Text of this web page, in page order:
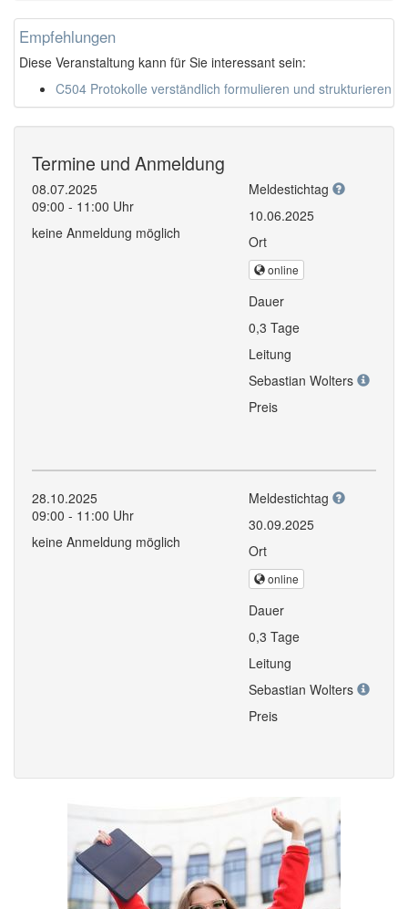
Empfehlungen
Diese Veranstaltung kann für Sie interessant sein:
C504 Protokolle verständlich formulieren und strukturieren
Termine und Anmeldung
08.07.2025
09:00 - 11:00 Uhr
keine Anmeldung möglich
Meldestichtag
10.06.2025
Ort
online
Dauer
0,3 Tage
Leitung
Sebastian Wolters
Preis
28.10.2025
09:00 - 11:00 Uhr
keine Anmeldung möglich
Meldestichtag
30.09.2025
Ort
online
Dauer
0,3 Tage
Leitung
Sebastian Wolters
Preis